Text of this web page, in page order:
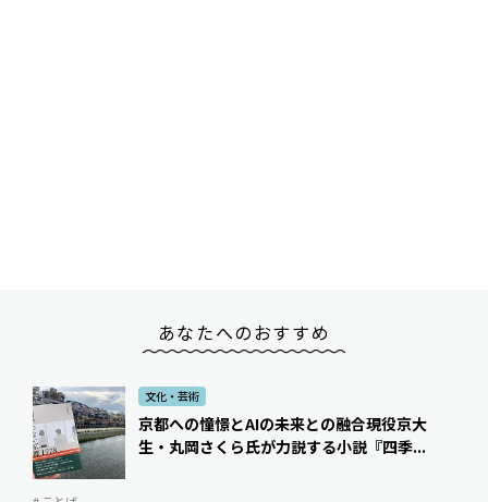
あなたへのおすすめ
文化・芸術
京都への憧憬とAIの未来との融合――現役京大
生・丸岡さくら氏が力説する小説『四季...